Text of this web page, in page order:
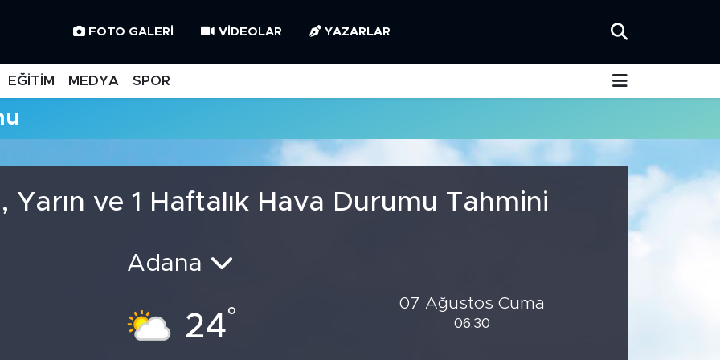
FOTO GALERI VIDEOLAR YAZARLAR
EĞİTİM MEDYA SPOR
Yarın ve 1 Haftalık Hava Durumu Tahmini
Adana
24°
07 Ağustos Cuma
06:30